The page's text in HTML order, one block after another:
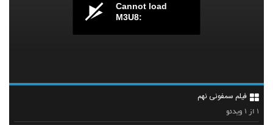
Cannot load
M3U8:
فیلم سمفونی نهم
۱ از ۱ ویدئو